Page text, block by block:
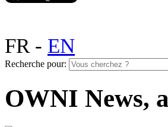
FR- EN
Recherche pour:
OWNI News,